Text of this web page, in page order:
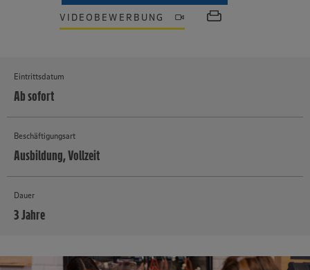
VIDEOBEWERBUNG
Eintrittsdatum
Ab sofort
Beschäftigungsart
Ausbildung, Vollzeit
Dauer
3 Jahre